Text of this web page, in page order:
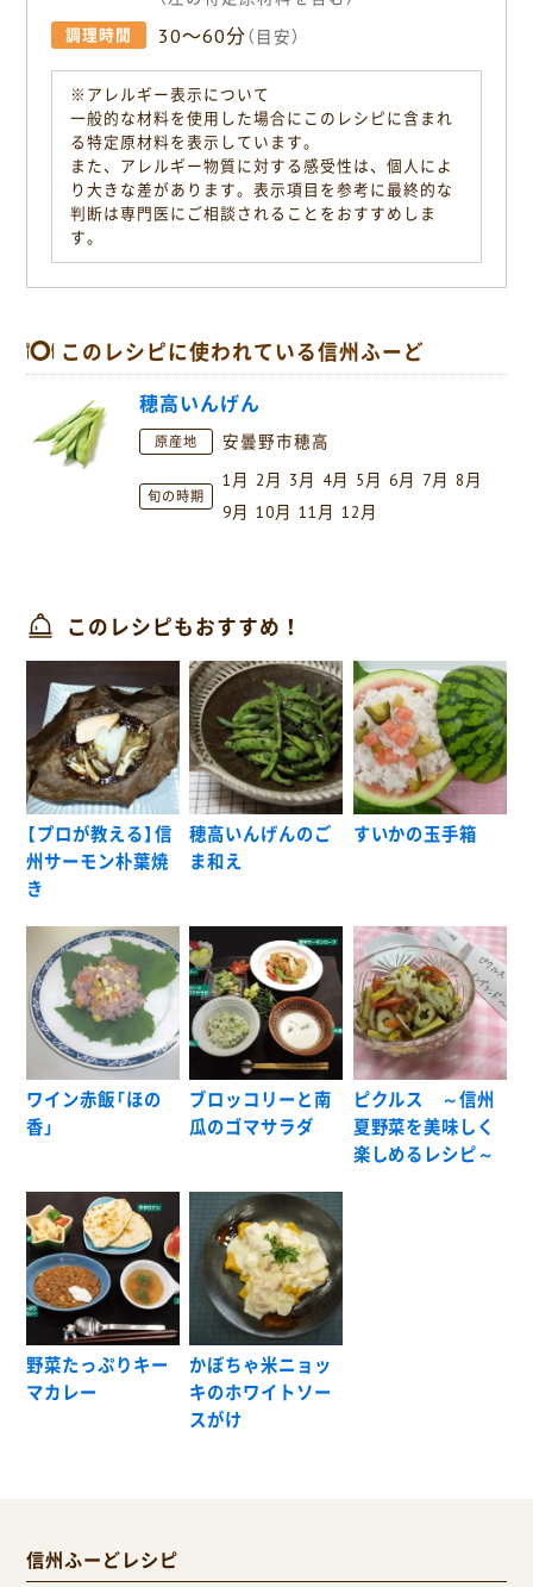
調理時間 30〜60分（目安）
※アレルギー表示について
一般的な材料を使用した場合にこのレシピに含まれ
る特定原材料を表示しています。
また、アレルギー物質に対する感受性は、個人によ
り大きな差があります。表示項目を参考に最終的な
判断は専門医にご相談されることをおすすめしま
す。
このレシピに使われている信州ふーど
穂高いんげん
原産地 安曇野市穂高
旬の時期
1月 2月 3月 4月 5月 6月 7月 8月
9月 10月 11月 12月
このレシピもおすすめ！
【プロが教える】信
州サーモン朴葉焼
き
穂高いんげんのご
ま和え
すいかの玉手箱
ワイン赤飯「ほの
香」
ブロッコリーと南
瓜のゴマサラダ
ピクルス ～信州
夏野菜を美味しく
楽しめるレシピ～
野菜たっぷりキー
マカレー
かぼちゃ米ニョッ
キのホワイトソー
スがけ
信州ふーどレシピ